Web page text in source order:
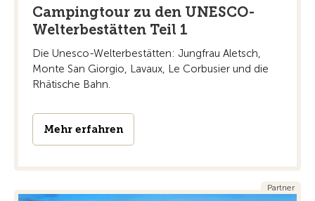
Campingtour zu den UNESCO-
Welterbestätten Teil 1
Die Unesco-Welterbestätten: Jungfrau Aletsch,
Monte San Giorgio, Lavaux, Le Corbusier und die
Rhätische Bahn.
Mehr erfahren
Partner